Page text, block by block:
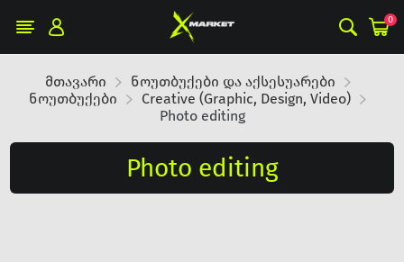
0
მთავარი
ნოუთბუქები და აქსესუარები
ნოუთბუქები
Creative (Graphic, Design, Video)
Photo editing
Photo editing